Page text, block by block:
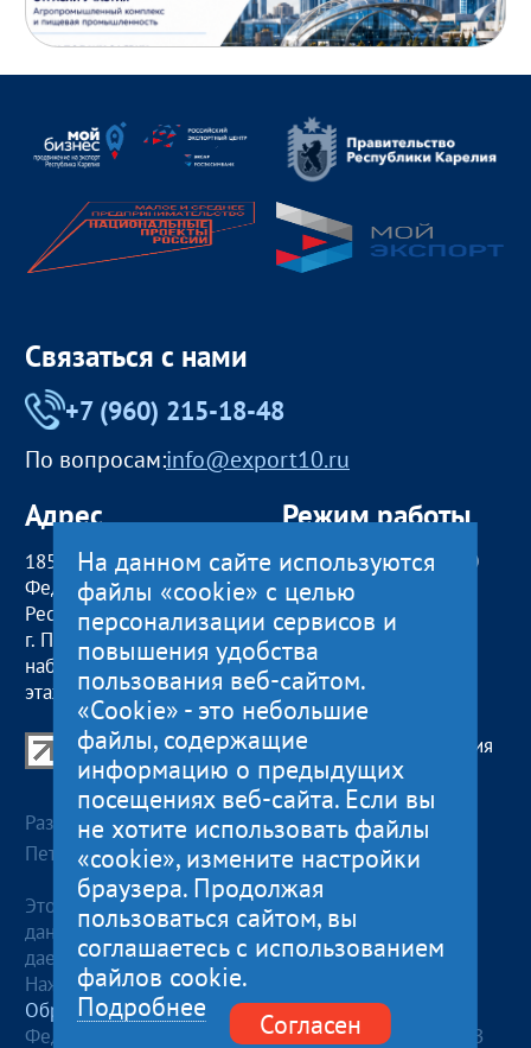
Связаться с нами
+7 (960) 215-18-48
По вопросам:info@export10.ru
Адрес
185000, Российская
Федерация,
Республика Карелия
г. Петрозаводск,
наб. Гюллинга, 11 / 2
этаж, офис 2
Режим работы
пн — чт:09:00 — 18:00
пт:09:00 — 17:00
обед с 13:00 до 14:00
сб, вс
Центр поддержки экспорта Республики Карелия
© 2012—2024
Разработка и поддержка сайта — «Артлекс», г.
Петрозаводск
Этот сайт использует файлы cookies для хранения
данных. Продолжая использовать данный сайт, Вы
даете согласие на работу с этими файлами.
Нажимая кнопку «Отправить», я даю согласие на
Обработку персональных данных, в соответствии с
Федеральным законом от 27.07.2006 года №152-ФЗ
На данном сайте используются
файлы «cookie» с целью
персонализации сервисов и
повышения удобства
пользования веб-сайтом.
«Cookie» - это небольшие
файлы, содержащие
информацию о предыдущих
посещениях веб-сайта. Если вы
не хотите использовать файлы
«cookie», измените настройки
браузера. Продолжая
пользоваться сайтом, вы
соглашаетесь с использованием
файлов cookie.
Подробнее
Согласен